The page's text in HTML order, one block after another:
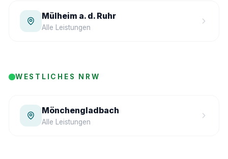
Mülheim a. d. Ruhr
Alle Leistungen
WESTLICHES NRW
Mönchengladbach
Alle Leistungen